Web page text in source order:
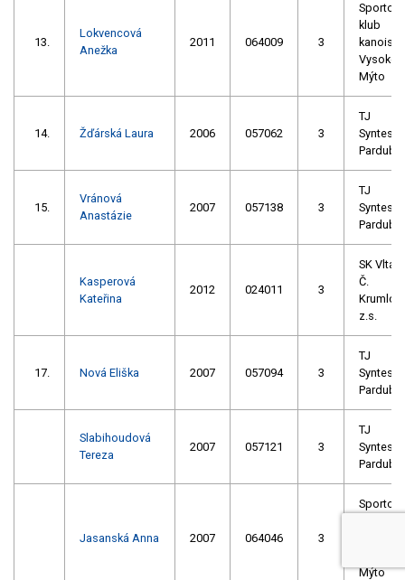
13.
Lokvencová
Anežka
2011 064009 3
klub
Vysoké
Mýto
14. Žďárská Laura 2006 057062 3
TJ
Syntesia
15.
Vránová
Anastázie
2007 057138 3
TJ
Syntesia
Kasperová
Kateřina
2012 024011 3
SK
Č.
Krumlov
z.s.
17. Nová Eliška 2007 057094 3
TJ
Syntesia
Slabihoudová
Tereza
2007 057121 3
TJ
Syntesia
Jasanská Anna 2007 064046 3
Mýto